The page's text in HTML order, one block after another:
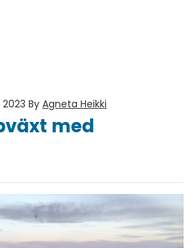
By Agneta Heikki
med